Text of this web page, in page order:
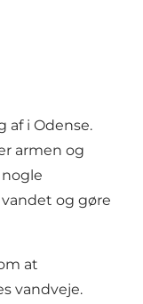
og
af i Odense.
armen og
og gøre
at
vandveje.